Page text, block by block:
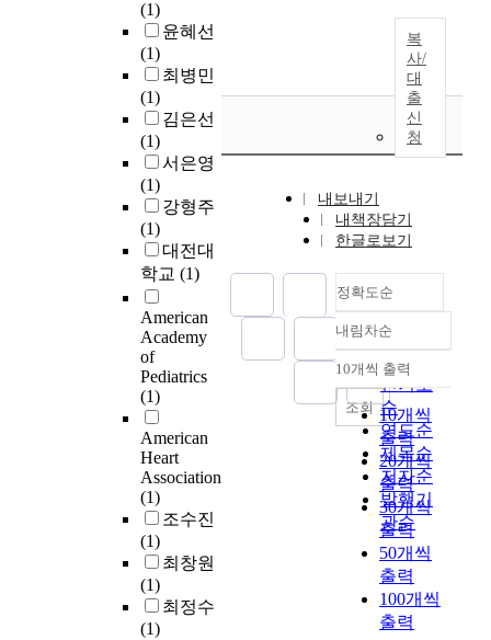
(1)
윤혜선
(1)
최병민
(1)
김은선
(1)
서은영
(1)
강형주
(1)
대전대
학교 (1)
American
Academy
of
Pediatrics
(1)
American
Heart
Association
(1)
조수진
(1)
최창원
(1)
최정수
(1)
복
사/
대
출
신
청
내보내기
내책장담기
한글로보기
정확도순
정확도
순
인기도
순
연도순
제목순
저자순
발행기
관순
내림차순
내림차순
10개씩 출력
10개씩
출력
20개씩
출력
30개씩
출력
50개씩
출력
100개씩
출력
조회